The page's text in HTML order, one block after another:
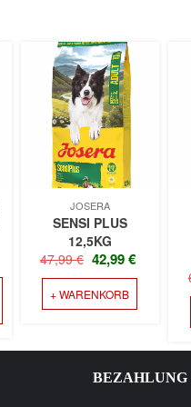
DIESES
PRODUKT
WEIST
JOSERA
SENSI PLUS
12,5KG
47,99€
PREIS
WAR:
47,99 €
42,99€
+ WARENKORB
BEZAHLUNG